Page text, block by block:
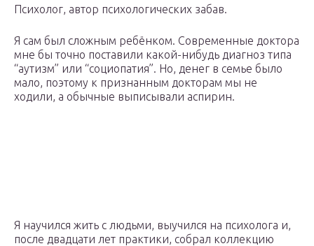
Психолог, автор психологических забав.
Я сам был сложным ребёнком. Современные доктора
мне бы точно поставили какой-нибудь диагноз типа
“аутизм” или “социопатия”. Но, денег в семье было
мало, поэтому к признанным докторам мы не
ходили, а обычные выписывали аспирин.
Я научился жить с людьми, выучился на психолога и,
после двадцати лет практики, собрал коллекцию